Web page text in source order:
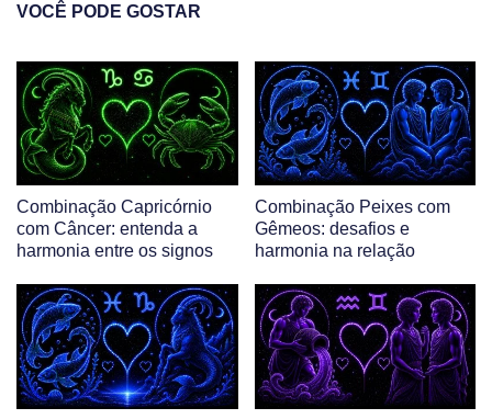
VOCÊ PODE GOSTAR
Combinação Capricórnio
com Câncer: entenda a
harmonia entre os signos
Combinação Peixes com
Gêmeos: desafios e
harmonia na relação